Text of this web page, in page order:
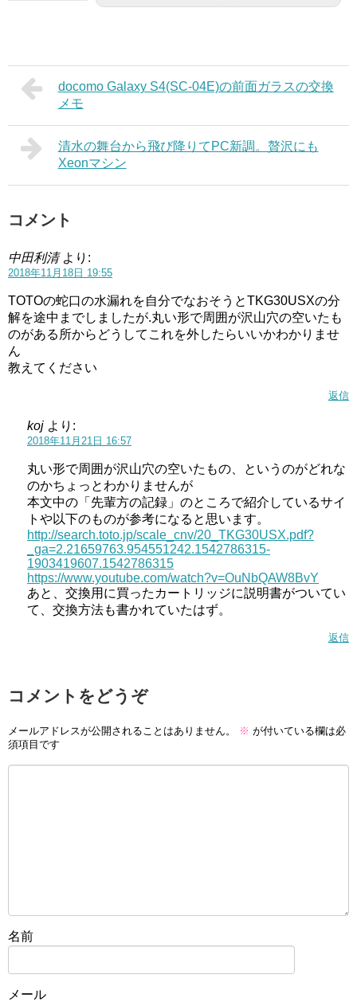
docomo Galaxy S4(SC-04E)の前面ガラスの交換
メモ
清水の舞台から飛び降りてPC新調。贅沢にも
Xeonマシン
コメント
中田利清 より:
2018年11月18日 19:55
TOTOの蛇口の水漏れを自分でなおそうとTKG30USXの分
解を途中までしましたが.丸い形で周囲が沢山穴の空いたも
のがある所からどうしてこれを外したらいいかわかりませ
ん
教えてください
返信
koj より:
2018年11月21日 16:57
丸い形で周囲が沢山穴の空いたもの、というのがどれな
のかちょっとわかりませんが
本文中の「先輩方の記録」のところで紹介しているサイ
トや以下のものが参考になると思います。
http://search.toto.jp/scale_cnv/20_TKG30USX.pdf?
_ga=2.21659763.954551242.1542786315-
1903419607.1542786315
https://www.youtube.com/watch?v=OuNbQAW8BvY
あと、交換用に買ったカートリッジに説明書がついてい
て、交換方法も書かれていたはず。
返信
コメントをどうぞ
メールアドレスが公開されることはありません。 ※ が付いている欄は必
須項目です
名前
メール